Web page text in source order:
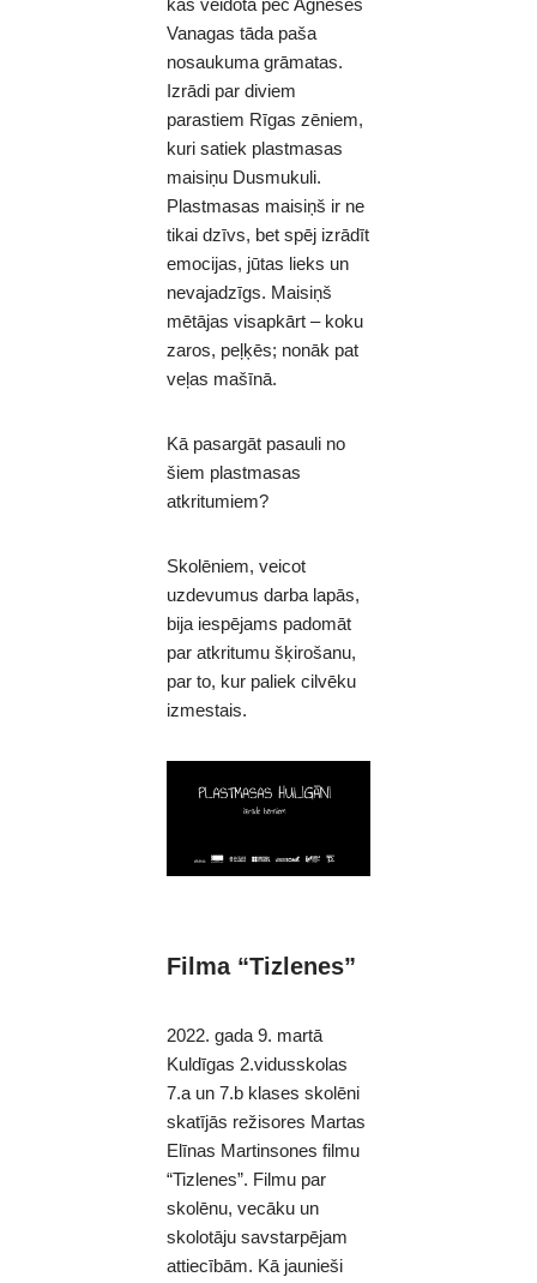
kas veidota pēc Agneses
Vanagas tāda paša
nosaukuma grāmatas.
Izrādi par diviem
parastiem Rīgas zēniem,
kuri satiek plastmasas
maisiņu Dusmukuli.
Plastmasas maisiņš ir ne
tikai dzīvs, bet spēj izrādīt
emocijas, jūtas lieks un
nevajadzīgs. Maisiņš
mētājas visapkārt – koku
zaros, peļķēs; nonāk pat
veļas mašīnā.
Kā pasargāt pasauli no
šiem plastmasas
atkritumiem?
Skolēniem, veicot
uzdevumus darba lapās,
bija iespējams padomāt
par atkritumu šķirošanu,
par to, kur paliek cilvēku
izmestais.
Filma “Tizlenes”
2022. gada 9. martā
Kuldīgas 2.vidusskolas
7.a un 7.b klases skolēni
skatījās režisores Martas
Elīnas Martinsones filmu
“Tizlenes”. Filmu par
skolēnu, vecāku un
skolotāju savstarpējam
attiecībām. Kā jaunieši